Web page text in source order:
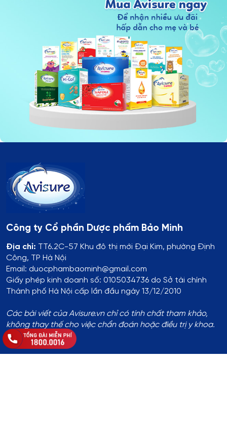
Công ty Cổ phần Dược phẩm Bảo Minh
Địa chỉ: TT6.2C-57 Khu đô thị mới Đại Kim, phường Định
Công, TP Hà Nội
Email: duocphambaominh@gmail.com
Giấy phép kinh doanh số: 0105034736 do Sở tài chính
Thành phố Hà Nội cấp lần đầu ngày 13/12/2010
Các bài viết của Avisure.vn chỉ có tính chất tham khảo,
không thay thế cho việc chẩn đoán hoặc điều trị y khoa.